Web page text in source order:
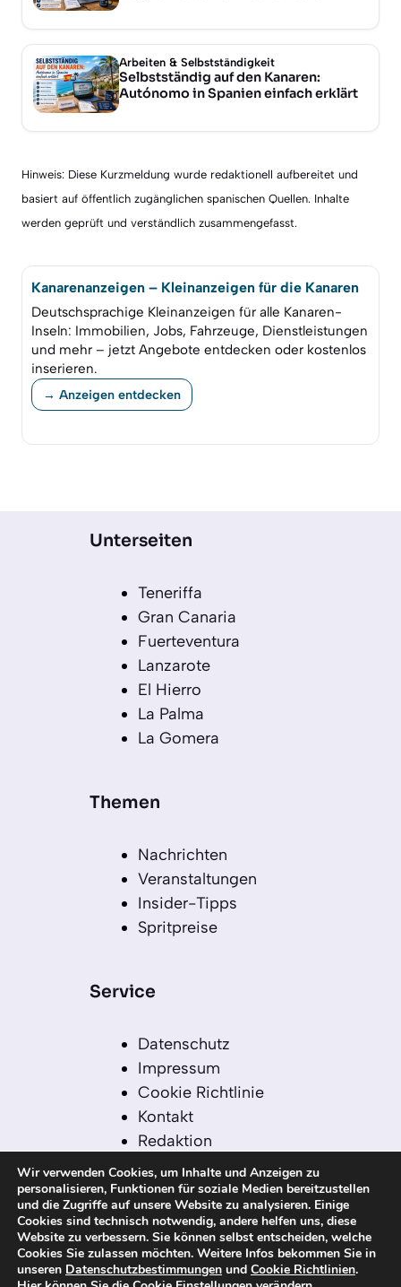
Arbeiten & Selbstständigkeit
Selbstständig auf den Kanaren:
Autónomo in Spanien einfach erklärt
Hinweis: Diese Kurzmeldung wurde redaktionell aufbereitet und
basiert auf öffentlich zugänglichen spanischen Quellen. Inhalte
werden geprüft und verständlich zusammengefasst.
Kanarenanzeigen – Kleinanzeigen für die Kanaren
Deutschsprachige Kleinanzeigen für alle Kanaren-
Inseln: Immobilien, Jobs, Fahrzeuge, Dienstleistungen
und mehr – jetzt Angebote entdecken oder kostenlos
inserieren.
→ Anzeigen entdecken
Unterseiten
Teneriffa
Gran Canaria
Fuerteventura
Lanzarote
El Hierro
La Palma
La Gomera
Themen
Nachrichten
Veranstaltungen
Insider-Tipps
Spritpreise
Service
Datenschutz
Impressum
Cookie Richtlinie
Kontakt
Redaktion
Redaktionelle Leitlinien
Sitemap
Einsatz von KI in der
Redaktion
Wir verwenden Cookies, um Inhalte und Anzeigen zu
personalisieren, Funktionen für soziale Medien bereitzustellen
und die Zugriffe auf unsere Website zu analysieren. Einige
Cookies sind technisch notwendig, andere helfen uns, diese
Website zu verbessern. Sie können selbst entscheiden, welche
Cookies Sie zulassen möchten. Weitere Infos bekommen Sie in
unseren Datenschutzbestimmungen und Cookie Richtlinien.